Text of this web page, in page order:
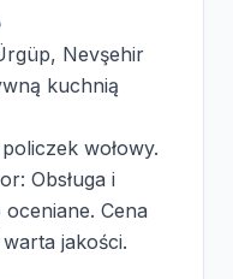
Nevşehir
kuchnią
wołowy.
Obsługa i
Cena
jakości.